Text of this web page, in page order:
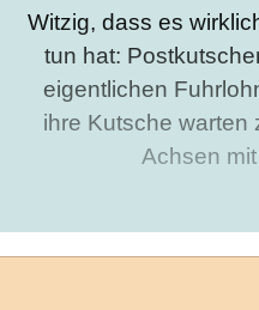
Witzig, dass es
tun hat:
eigentlichen
ihre Kutsche warten
Achsen